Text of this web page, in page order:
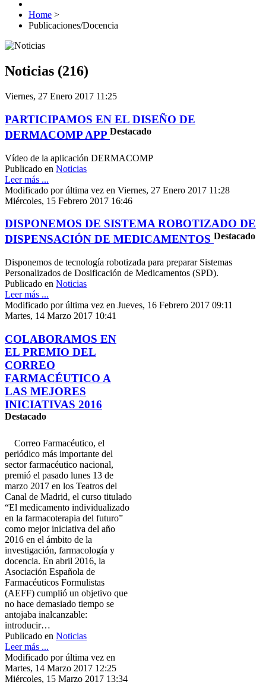
Home >
Publicaciones/Docencia
Noticias (216)
Viernes, 27 Enero 2017 11:25
PARTICIPAMOS EN EL DISEÑO DE
DERMACOMP APP Destacado
Vídeo de la aplicación DERMACOMP
Publicado en Noticias
Leer más ...
Modificado por última vez en Viernes, 27 Enero 2017 11:28
Miércoles, 15 Febrero 2017 16:46
DISPONEMOS DE SISTEMA ROBOTIZADO DE
DISPENSACIÓN DE MEDICAMENTOS Destacado
Disponemos de tecnología robotizada para preparar Sistemas
Personalizados de Dosificación de Medicamentos (SPD).
Publicado en Noticias
Leer más ...
Modificado por última vez en Jueves, 16 Febrero 2017 09:11
Martes, 14 Marzo 2017 10:41
COLABORAMOS EN
EL PREMIO DEL
CORREO
FARMACÉUTICO A
LAS MEJORES
INICIATIVAS 2016
Destacado
Correo Farmacéutico, el
periódico más importante del
sector farmacéutico nacional,
premió el pasado lunes 13 de
marzo 2017 en los Teatros del
Canal de Madrid, el curso titulado
“El medicamento individualizado
en la farmacoterapia del futuro”
como mejor iniciativa del año
2016 en el ámbito de la
investigación, farmacología y
docencia. En abril 2016, la
Asociación Española de
Farmacéuticos Formulistas
(AEFF) cumplió un objetivo que
no hace demasiado tiempo se
antojaba inalcanzable:
introducir…
Publicado en Noticias
Leer más ...
Modificado por última vez en
Martes, 14 Marzo 2017 12:25
Miércoles, 15 Marzo 2017 13:34